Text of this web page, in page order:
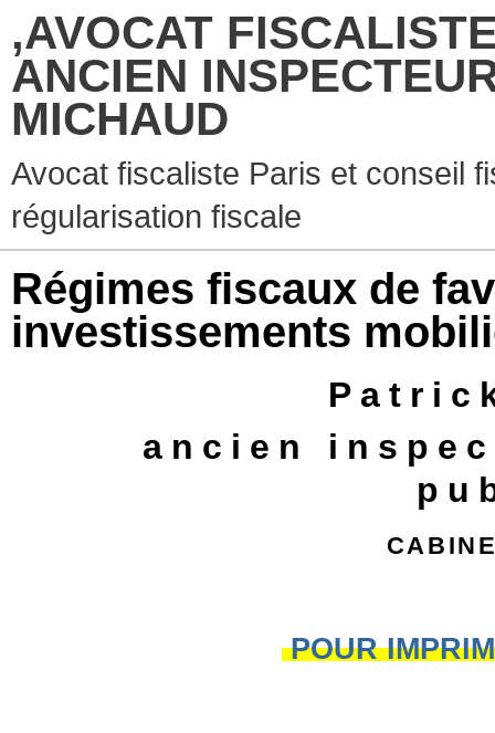
,AVOCAT
ANCIEN
MICHAUD
Avocat fiscaliste Paris et conseil
régularisation fiscale
Régimes fiscaux de
investissements
ancien
POUR